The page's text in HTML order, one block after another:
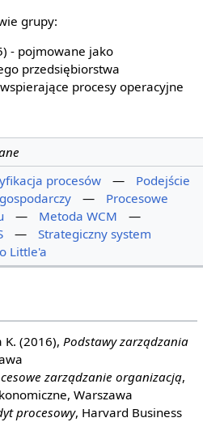
grupy:
- pojmowane jako
przedsiębiorstwa
procesy operacyjne
procesów —
Podejście
—
Procesowe
— Metoda WCM
—
—
Strategiczny system
Little'a
K. (2016),Podstawy zarządzania
zarządzanie organizacją,
Warszawa
procesowy, Harvard Business